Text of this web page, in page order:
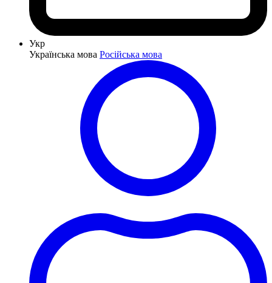
Укр
Українська мова Російська мова